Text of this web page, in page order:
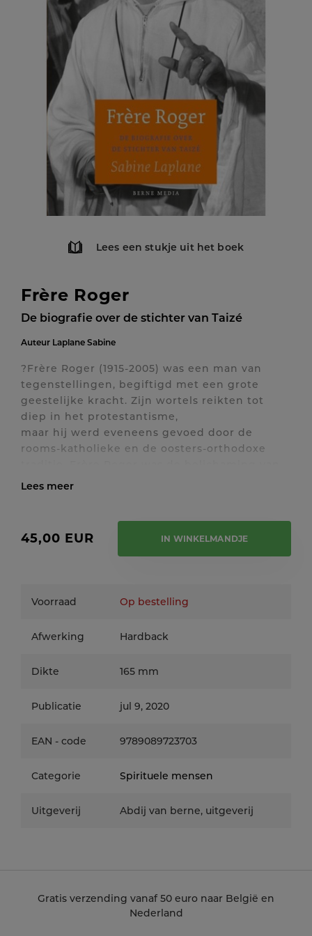
Lees een stukje uit het boek
Frère Roger
De biografie over de stichter van Taizé
Auteur Laplane Sabine
?Frère Roger (1915-2005) was een man van
tegenstellingen, begiftigd met een grote
geestelijke kracht. Zijn wortels reikten tot
diep in het protestantisme,
maar hij werd eveneens gevoed door de
rooms-katholieke en de oosters-orthodoxe
de oecumenische dial-
van Taizé,
nu werkelijk? Een profeet? De wereldwijd
allerarmsten? Een charisma-
opvattingen van jongeren? Deze historische
ongepubliceerde archiefm-
biedt een uitgebreide beschrijving van de
Roger voorstond en
het gebed en de eucharistie. Tot aan zijn
gewelddadige dood.
45,00 EUR IN WINKELMANDJE
Voorraad Op bestelling
Afwerking Hardback
Dikte 165 mm
Publicatie jul 9, 2020
EAN - code 9789089723703
Categorie Spirituele mensen
Uitgeverij Abdij van berne, uitgeverij
Gratis verzending vanaf 50 euro naar België en
Nederland